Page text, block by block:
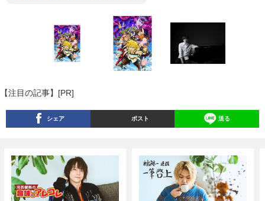
【注目の記事】[PR]
シェア ポスト 送る